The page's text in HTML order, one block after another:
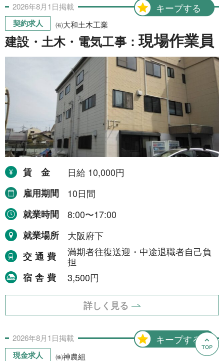
キープする
2026年8月1日掲載
契約求人 ㈲大和土木工業
建設・土木・電気工事：現場作業員
賃金
日給 10,000円
雇用期間
10日間
就業時間
8:00〜17:00
就業場所
大阪府下
交通費
満期者往復送迎・中途退職者自己負
担
宿舎費
3,500円
詳しく見る
キープする
2026年8月1日掲載
現金求人 ㈱神農組